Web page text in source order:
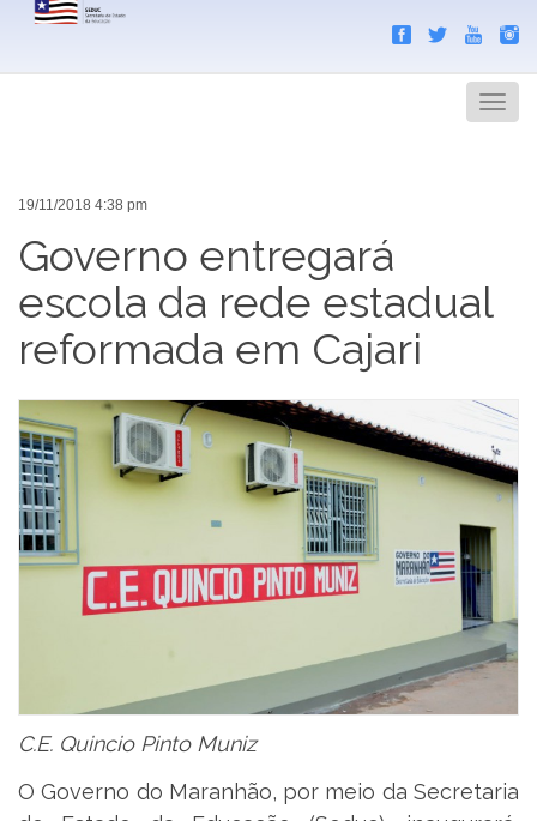
Menu
19/11/2018 4:38 pm
Governo entregará
escola da rede estadual
reformada em Cajari
C.E. Quincio Pinto Muniz
O Governo do Maranhão, por meio da Secretaria